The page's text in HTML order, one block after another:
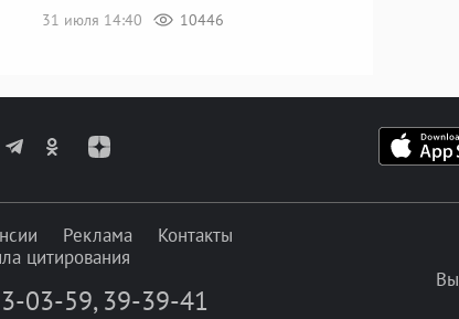
31 июля 14:40 10446
Реклама
Контакты
цитирования
03-59, 39-39-41